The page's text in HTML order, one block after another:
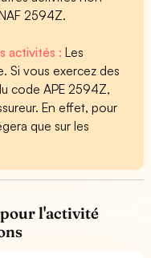
2594Z.
activités :Les
Si vous exercez des
code APE 2594Z,
En effet, pour
que sur les
l'activité